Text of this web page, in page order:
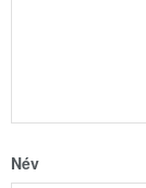
Név